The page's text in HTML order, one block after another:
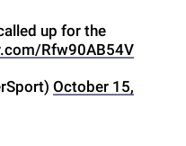
up for the
Rfw90AB54V
October 15,